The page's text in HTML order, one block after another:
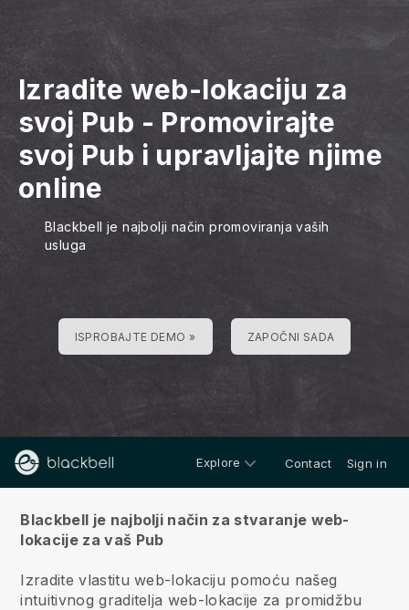
Izradite web-lokaciju za
svoj Pub - Promovirajte
svoj Pub i upravljajte njime
online
Blackbell je najbolji način promoviranja vaših
usluga
ISPROBAJTE DEMO » ZAPOČNI SADA
Explore Contact Sign in
Blackbell je najbolji način za stvaranje web-
lokacije za vaš Pub
Izradite vlastitu web-lokaciju pomoću našeg
intuitivnog graditelja web-lokacije za promidžbu